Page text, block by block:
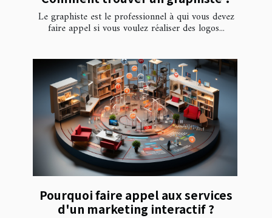
Le graphiste est le professionnel à qui vous devez
faire appel si vous voulez réaliser des logos...
Pourquoi faire appel aux services
d'un marketing interactif ?